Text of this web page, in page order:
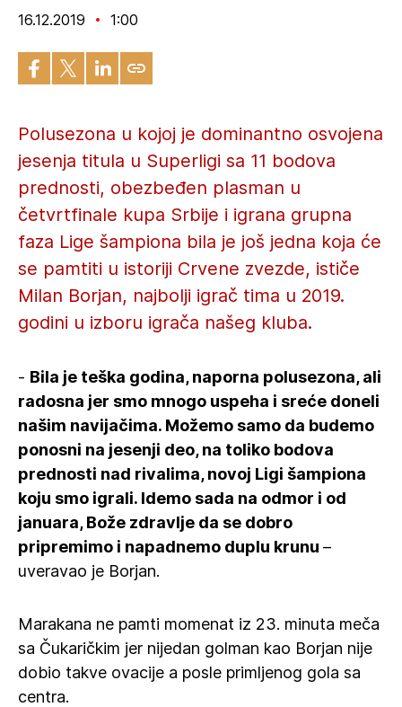
16.12.2019 1:00
Polusezona u kojoj je dominantno osvojena
jesenja titula u Superligi sa 11 bodova
prednosti, obezbeđen plasman u
četvrtfinale kupa Srbije i igrana grupna
faza Lige šampiona bila je još jedna koja će
se pamtiti u istoriji Crvene zvezde, ističe
Milan Borjan, najbolji igrač tima u 2019.
godini u izboru igrača našeg kluba.
- Bila je teška godina, naporna polusezona, ali
radosna jer smo mnogo uspeha i sreće doneli
našim navijačima. Možemo samo da budemo
ponosni na jesenji deo, na toliko bodova
prednosti nad rivalima, novoj Ligi šampiona
koju smo igrali. Idemo sada na odmor i od
januara, Bože zdravlje da se dobro
pripremimo i napadnemo duplu krunu –
uveravao je Borjan.
Marakana ne pamti momenat iz 23. minuta meča
sa Čukaričkim jer nijedan golman kao Borjan nije
dobio takve ovacije a posle primljenog gola sa
centra.